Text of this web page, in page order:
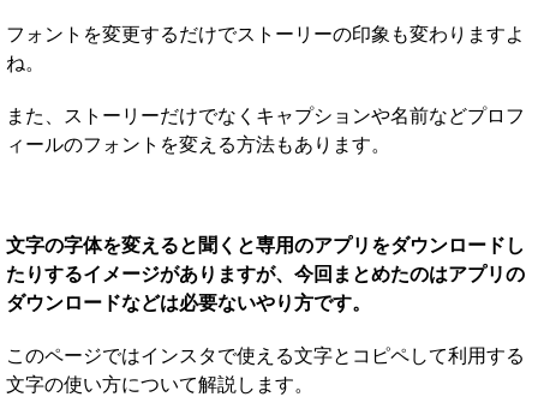
フォントを変更するだけでストーリーの印象も変わりますよ
ね。
また、ストーリーだけでなくキャプションや名前などプロフ
ィールのフォントを変える方法もあります。
文字の字体を変えると聞くと専用のアプリをダウンロードし
たりするイメージがありますが、今回まとめたのはアプリの
ダウンロードなどは必要ないやり方です。
このページではインスタで使える文字とコピペして利用する
文字の使い方について解説します。